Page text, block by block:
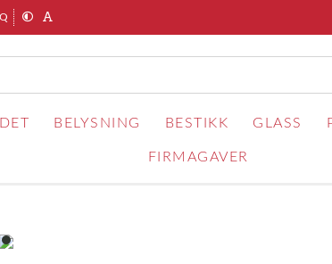
BELYSNING BESTIKK GLASS
FIRMAGAVER
item